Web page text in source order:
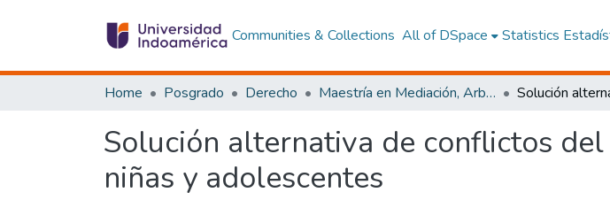
Communities & Collections All of DSpace Statistics
Home Posgrado Derecho Maestría en Mediación, Arbitraje y Solución de Conflictos
Solución alternativa de conflictos
niñas y adolescentes